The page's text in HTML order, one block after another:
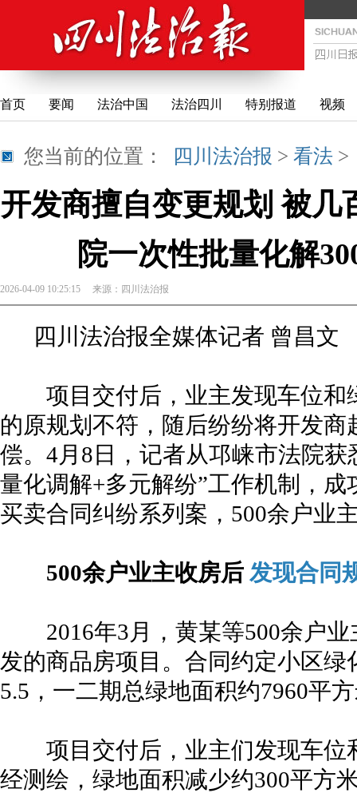
首页 要闻 法治中国 法治四川 特别报道 视频
您当前的位置： 四川法治报 > 看法
开发商擅自变更规划 被几
院一次性批量化解
2026-04-09 10:25:15 来源： 四川法治报
四川法治报全媒体记者 曾昌文
项目交付后，业主发现车位和
的原规划不符，随后纷纷将开发
偿。4月8日，记者从邛崃市法院
量化调解+多元解纷”工作机制，
买卖合同纠纷系列案，500余户业
500余户业主收房后 发现合同
2016年3月，黄某等500余户业
发的商品房项目。合同约定小区绿
5.5，一二期总绿地面积约7960平
项目交付后，业主们发现车位
经测绘，绿地面积减少约300平方